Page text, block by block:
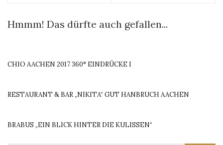
Hmmm! Das dürfte auch gefallen...
CHIO AACHEN 2017 360° EINDRÜCKE I
RESTAURANT & BAR „NIKITA“ GUT HANBRUCH AACHEN
BRABUS „EIN BLICK HINTER DIE KULISSEN“